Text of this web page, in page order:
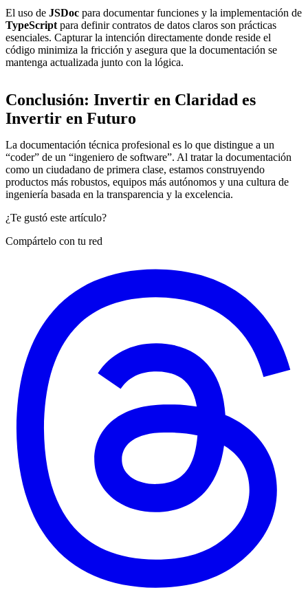
El uso de JSDoc para documentar funciones y la implementación de
TypeScript para definir contratos de datos claros son prácticas
esenciales. Capturar la intención directamente donde reside el
código minimiza la fricción y asegura que la documentación se
mantenga actualizada junto con la lógica.
Conclusión: Invertir en Claridad es
Invertir en Futuro
La documentación técnica profesional es lo que distingue a un
“coder” de un “ingeniero de software”. Al tratar la documentación
como un ciudadano de primera clase, estamos construyendo
productos más robustos, equipos más autónomos y una cultura de
ingeniería basada en la transparencia y la excelencia.
¿Te gustó este artículo?
Compártelo con tu red